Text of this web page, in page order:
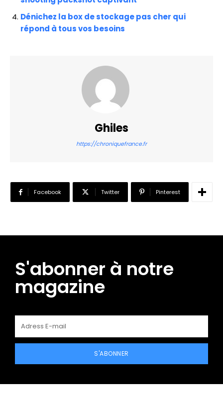
Dénichez la box de stockage pas cher qui
répond à tous vos besoins
Ghiles
https://chroniquefrance.fr
Facebook Twitter Pinterest
S'abonner à notre
magazine
S'ABONNER